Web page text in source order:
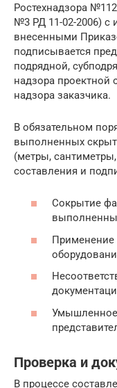
Ростехнадзора
№3 РД 11-02-2006)
внесенными
подписывается
подрядной,
надзора проектной
надзора заказчика.
В обязательном
выполненных
(метры,
составления и
Сокрытие
Применение
Умышленное
Проверка и
В процессе